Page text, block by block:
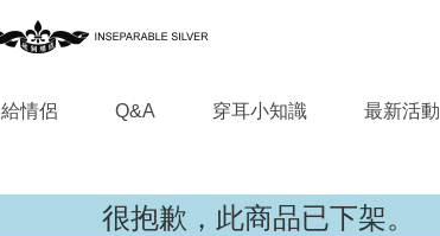
給情侶 Q&A 穿耳小知識 最新活動
很抱歉，此商品已下架。